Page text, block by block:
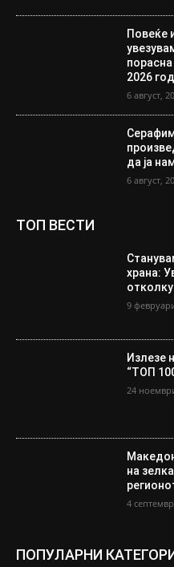
Повеќе
2026
6 август,
да ја
6 август,
ТОП ВЕСТИ
храна:
9
Излезе
“ТОП
24
на
4
ПОПУЛАРНИ